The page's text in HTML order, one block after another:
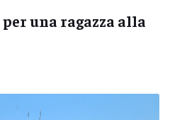
una ragazza alla